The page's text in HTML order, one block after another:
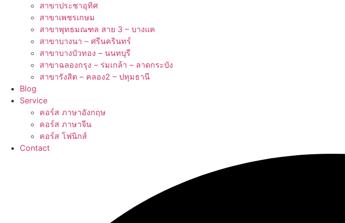
สาขาประชาอุทิศ
สาขาเพชรเกษม
สาขาพุทธมณฑล สาย 3 – บางแค
สาขาบางนา – ศรีนครินทร์
สาขาบางบัวทอง – นนทบุรี
สาขาฉลองกรุง – ร่มเกล้า – ลาดกระบัง
สาขารังสิต – คลอง2 – ปทุมธานี
Blog
Service
คอร์ส ภาษาอังกฤษ
คอร์ส ภาษาจีน
คอร์ส โฟนิกส์
Contact